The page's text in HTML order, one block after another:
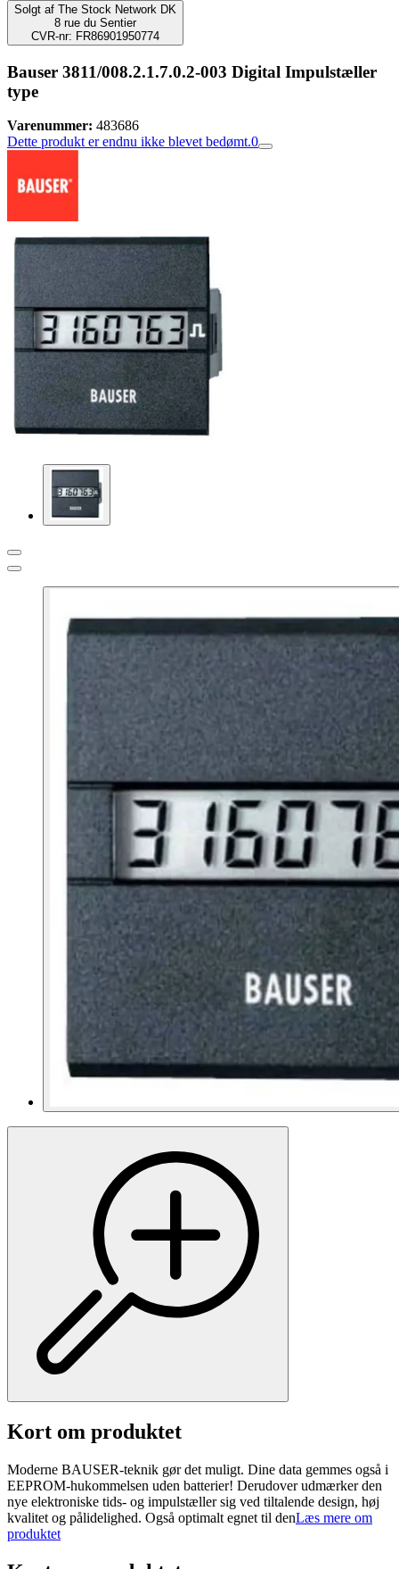
Solgt af The Stock Network DK
8 rue du Sentier
CVR-nr: FR86901950774
Bauser 3811/008.2.1.7.0.2-003 Digital Impulstæller
type
Varenummer: 483686
Dette produkt er endnu ikke blevet bedømt.0
Kort om produktet
Moderne BAUSER-teknik gør det muligt. Dine data gemmes også i
EEPROM-hukommelsen uden batterier! Derudover udmærker den
nye elektroniske tids- og impulstæller sig ved tiltalende design, høj
kvalitet og pålidelighed. Også optimalt egnet til denLæs mere om
produktet